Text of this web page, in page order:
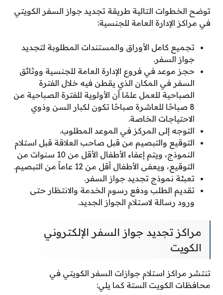
توضح الخطوات التالية طريقة تجديد جواز السفر الكويتي
في مراكز الإدارة العامة للجنسية:
تجميع كامل الأوراق والمستندات المطلوبة لتجديد
جواز السفر.
حجز موعد في فروع ​​الإدارة العامة للجنسية ووثائق
السفر في المكان الذي يقطن فيه خلال الفترة
الصباحية للعمل علمًا أن الأولوية للفترة الصباحية من
8 صباحًا للعاشرة صباحًا تكون لكبار السن وذوي
الاحتياجات الخاصة.
التوجه إلى المركز في الموعد المطلوب.
التوقيع والتبصيم من قبل صاحب العلاقة قبل استلام
النموذج، ويتم إعفاء الأطفال الأقل من 10 سنوات من
التوقيع، ويعفى الأطفال أقل من 12 عاماً من التبصيم.
تعبئة نموذج تجديد جواز السفر.
تقديم الطلب ودفع رسوم الخدمة والانتظار حتى
ورود رسالة لاستلام الجواز الجديد.
مراكز تجديد جواز السفر الإلكتروني
الكويت
تنتشر مراكز استلام جوازات السفر الكويتي في
محافظات الكويت الستة كما يلي: